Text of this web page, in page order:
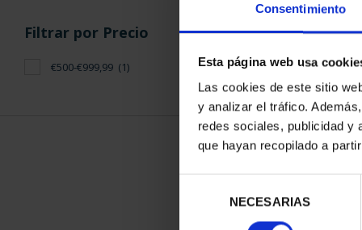
Consentimiento
Esta página web usa
Las cookies de este sitio
y analizar el tráfico.
redes sociales, publicidad y
que hayan recopilado a
consentimiento
NECESARIAS
Filtrar por Precio
€500-€999,99 (1)
XIII SERIE